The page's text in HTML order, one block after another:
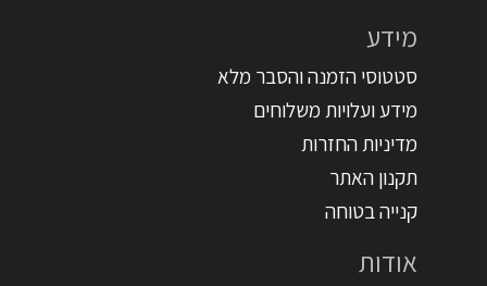
מידע
סטטוסי הזמנה והסבר מלא
מידע ועלויות משלוחים
מדיניות החזרות
תקנון האתר
קנייה בטוחה
אודות